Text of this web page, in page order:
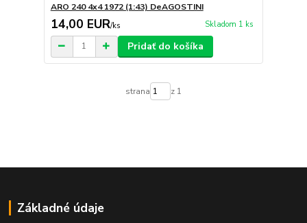
ARO 240 4x4 1972 (1:43) DeAGOSTINI
14,00 EUR/ks Skladom 1 ks
Pridať do košíka
strana z 1
Základné údaje